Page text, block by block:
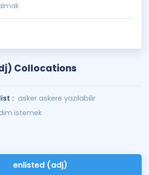
Collocations
: asker askere yazılabilir
istemek
enlisted (adj)